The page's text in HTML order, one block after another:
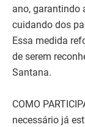
ano, garantindo
cuidando dos
Essa medida
de serem
Santana.
COMO
necessário já